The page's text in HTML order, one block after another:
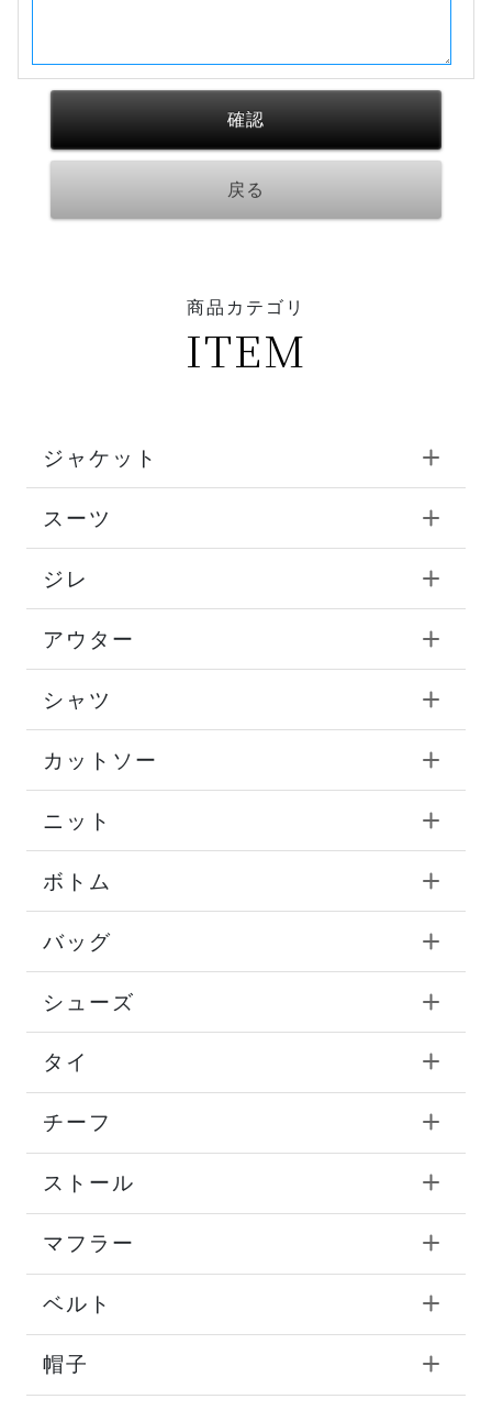
商品カテゴリ
ITEM
ジャケット
スーツ
ジレ
アウター
シャツ
カットソー
ニット
ボトム
バッグ
シューズ
タイ
チーフ
ストール
マフラー
ベルト
帽子